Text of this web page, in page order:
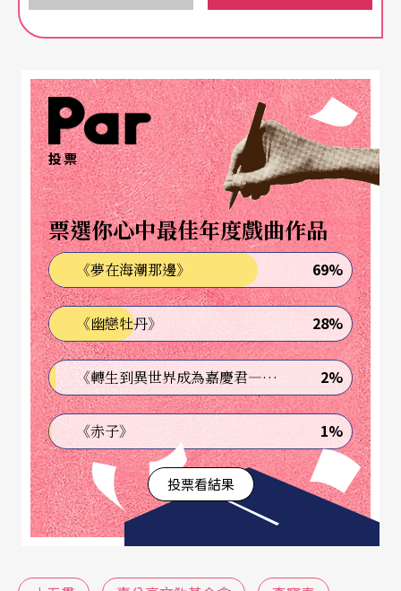
鍾的天人交戰，讓我印象深刻。後者則把婁阿鼠的
演爲主，沒什麼機會發揮唱腔。兩人在第六場〈訪
鼠〉中，測字的那一段對手演出，可說表現得淋漓
盡致，又相當詼諧。其他幾位演員表現中規中矩，
飾演蘇玉娟的葉芳在第一場〈鼠禍〉中的一小段水
袖功夫，舞得漂亮。戲曲中不能忽略文武場的音樂
表演，由大陸幾位「中國京劇院」及「上海京劇
院」樂師，搭配台灣「理想介面室內樂團」構成的
文武場和伴奏，不僅不會流於吵雜，且與演員配合
得相當好，很忠實地傳達出整齣戲的表情。
導演手法不俗
在導演手法方面，身兼主角的導演李寶春把這齣戲
做到了極致，不僅場面調度靈活，而且蘊藏許多含
意在其中。開場沒多久，便當著觀衆的面，不下幕
換起景來了，這樣的後現代手法帶給觀衆一陣驚
投票
票選你心中最佳年度戲曲作品
《夢在海潮那邊》 69%
《幽戀牡丹》 28%
《轉生到異世界成為嘉慶君—發現我的祖先是詐騙集團!?》 2%
《赤子》 1%
投票看結果